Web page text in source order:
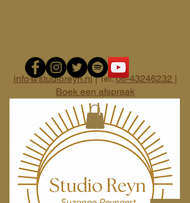
info@studioreyn.nl| Tel.06-43246232 |
Boek een afspraak